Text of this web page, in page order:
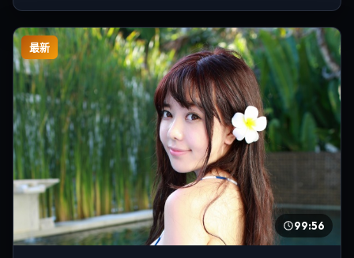
最新
99:56